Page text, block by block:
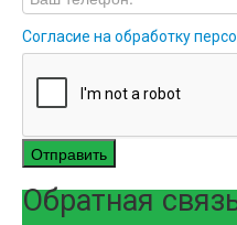
Согласие на обработку
Отправить
Обратная